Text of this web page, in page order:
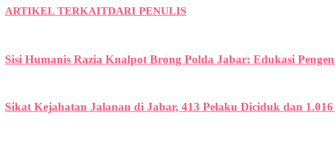
ARTIKEL TERKAITDARI PENULIS
Sisi Humanis Razia Knalpot Brong Polda Jabar: Edukasi
Sikat Kejahatan Jalanan di Jabar, 413 Pelaku Diciduk dan